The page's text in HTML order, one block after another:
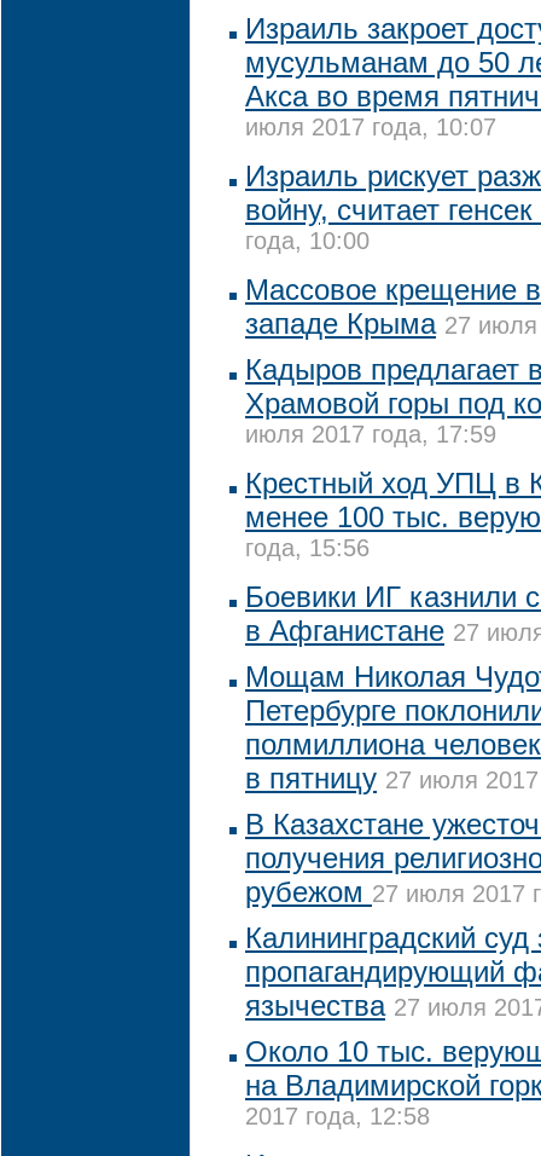
Израиль закроет
мусульманам до 50
Акса во время
июля 2017 года, 10:07
Израиль рискует
войну, считает
года, 10:00
Массовое крещение
западе Крыма 27 июля
Кадыров предлагает
Храмовой горы под
июля 2017 года, 17:59
Крестный ход УПЦ в
менее 100 тыс.
года, 15:56
Боевики ИГ казнили
в Афганистане 27
Мощам Николая
Петербурге
полмиллиона
в пятницу 27 июля
В Казахстане
получения
рубежом 27 июля 2017
Калининградский суд
пропагандирующий
язычества 27 июля
Около 10 тыс.
на Владимирской
2017 года, 12:58